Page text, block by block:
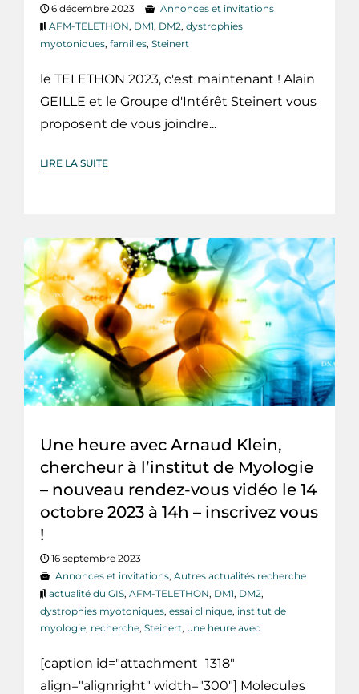
6 décembre 2023
Annonces et invitations
AFM-TELETHON, DM1, DM2, dystrophies
myotoniques, familles, Steinert
le TELETHON 2023, c'est maintenant ! Alain
GEILLE et le Groupe d'Intérêt Steinert vous
proposent de vous joindre...
LIRE LA SUITE
Une heure avec Arnaud Klein,
chercheur à l’institut de Myologie
– nouveau rendez-vous vidéo le 14
octobre 2023 à 14h – inscrivez vous
!
16 septembre 2023
Annonces et invitations, Autres actualités recherche
actualité du GIS, AFM-TELETHON, DM1, DM2,
dystrophies myotoniques, essai clinique, institut de
myologie, recherche, Steinert, une heure avec
[caption id="attachment_1318"
align="alignright" width="300"] Molecules